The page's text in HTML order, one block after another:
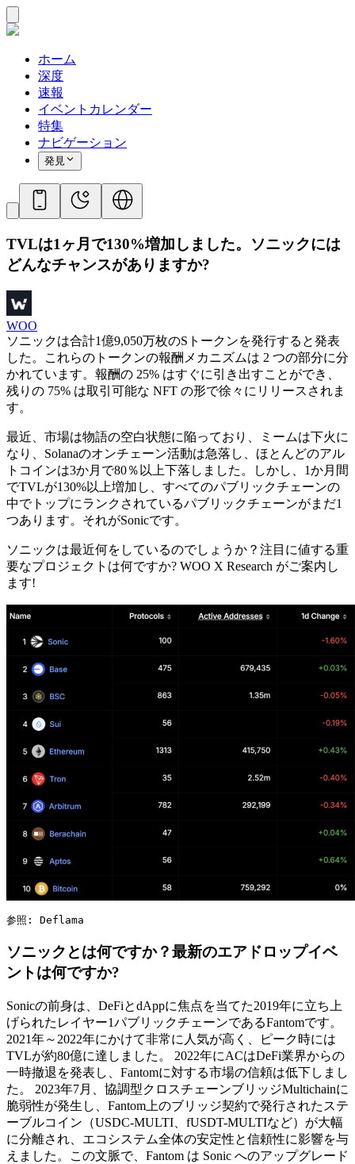
ホーム
深度
速報
イベントカレンダー
特集
ナビゲーション
発見
TVLは1ヶ月で130%増加しました。ソニックには
どんなチャンスがありますか?
WOO
ソニックは合計1億9,050万枚のSトークンを発行すると発表
した。これらのトークンの報酬メカニズムは 2 つの部分に分
かれています。報酬の 25% はすぐに引き出すことができ、
残りの 75% は取引可能な NFT の形で徐々にリリースされま
す。
最近、市場は物語の空白状態に陥っており、ミームは下火に
なり、Solanaのオンチェーン活動は急落し、ほとんどのアル
トコインは3か月で80％以上下落しました。しかし、1か月間
でTVLが130%以上増加し、すべてのパブリックチェーンの
中でトップにランクされているパブリックチェーンがまだ1
つあります。それがSonicです。
ソニックは最近何をしているのでしょうか？注目に値する重
要なプロジェクトは何ですか? WOO X Research がご案内し
ます!
参照: Deflama
ソニックとは何ですか？最新のエアドロップイベ
ントは何ですか?
Sonicの前身は、DeFiとdAppに焦点を当てた2019年に立ち上
げられたレイヤー1パブリックチェーンであるFantomです。
2021年～2022年にかけて非常に人気が高く、ピーク時には
TVLが約80億に達しました。 2022年にACはDeFi業界からの
一時撤退を発表し、Fantomに対する市場の信頼は低下しまし
た。 2023年7月、協調型クロスチェーンブリッジMultichainに
脆弱性が発生し、Fantom上のブリッジ契約で発行されたステ
ーブルコイン（USDC-MULTI、fUSDT-MULTIなど）が大幅
に分離され、エコシステム全体の安定性と信頼性に影響を与
えました。この文脈で、Fantom は Sonic へのアップグレード